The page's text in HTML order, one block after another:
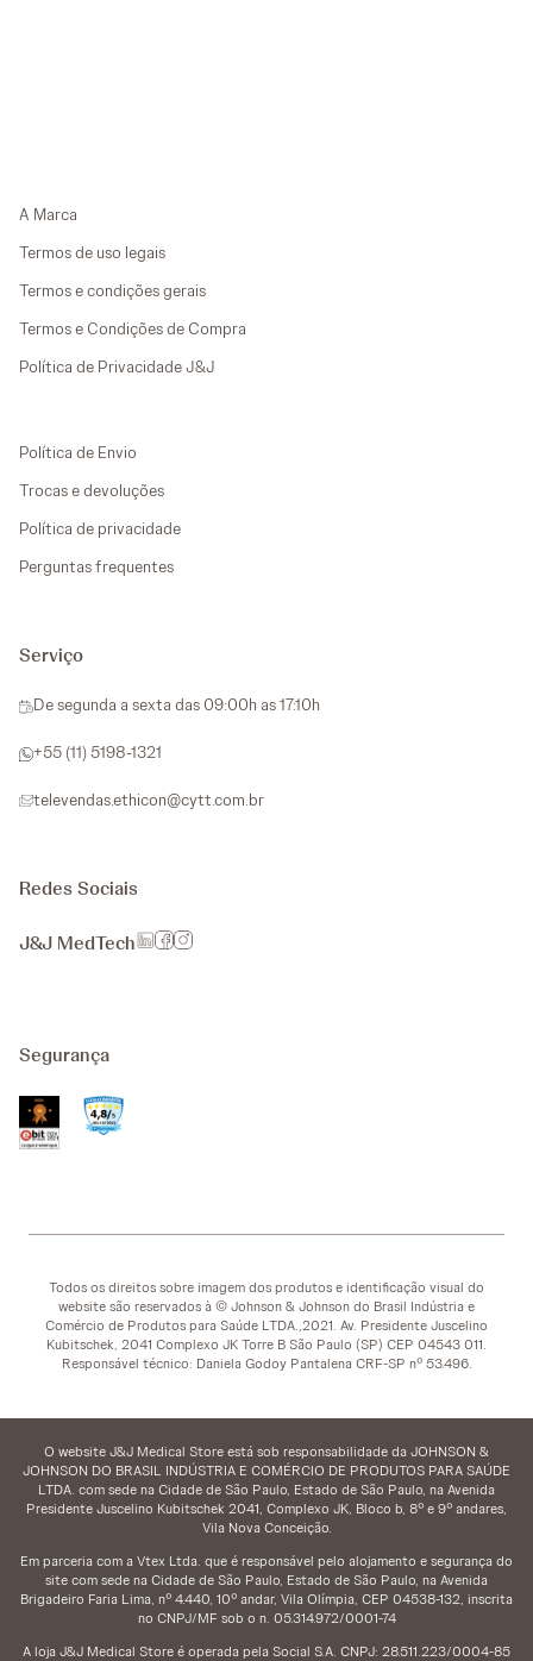
A Marca
Termos de uso legais
Termos e condições gerais
Termos e Condições de Compra
Política de Privacidade J&J
Política de Envio
Trocas e devoluções
Política de privacidade
Perguntas frequentes
Serviço
De segunda a sexta das 09:00h as 17:10h
+55 (11) 5198-1321
televendas.ethicon@cytt.com.br
Redes Sociais
J&J MedTech
Segurança
Todos os direitos sobre imagem dos produtos e identificação visual do
website são reservados à © Johnson & Johnson do Brasil Indústria e
Comércio de Produtos para Saúde LTDA.,2021. Av. Presidente Juscelino
Kubitschek, 2041 Complexo JK Torre B São Paulo (SP) CEP 04543 011.
Responsável técnico: Daniela Godoy Pantalena CRF-SP nº 53.496.
O website J&J Medical Store está sob responsabilidade da JOHNSON &
JOHNSON DO BRASIL INDÚSTRIA E COMÉRCIO DE PRODUTOS PARA SAÚDE
LTDA. com sede na Cidade de São Paulo, Estado de São Paulo, na Avenida
Presidente Juscelino Kubitschek 2041, Complexo JK, Bloco b, 8º e 9º andares,
Vila Nova Conceição.
Em parceria com a Vtex Ltda. que é responsável pelo alojamento e segurança do
site com sede na Cidade de São Paulo, Estado de São Paulo, na Avenida
Brigadeiro Faria Lima, nº 4.440, 10º andar, Vila Olímpia, CEP 04538-132, inscrita
no CNPJ/MF sob o n. 05.314.972/0001-74
A loja J&J Medical Store é operada pela Social S.A. CNPJ: 28.511.223/0004-85